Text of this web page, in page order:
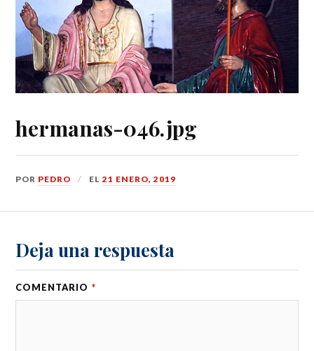
hermanas-046.jpg
POR PEDRO EL21 ENERO, 2019
Deja una respuesta
COMENTARIO *